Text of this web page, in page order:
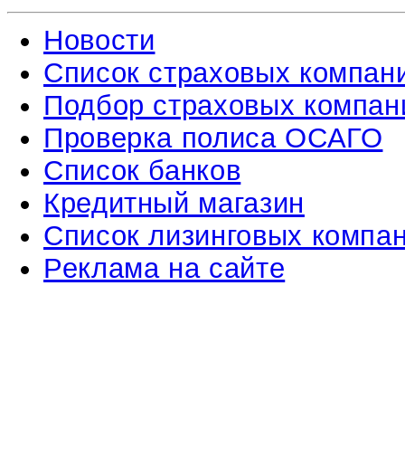
Новости
Список страховых
Подбор страховых
Проверка полиса ОСАГО
Список банков
Кредитный магазин
Список лизинговых
Реклама на сайте